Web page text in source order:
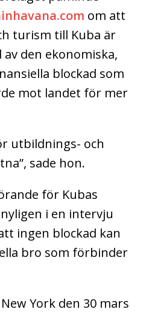
om att
turism till Kuba är
den ekonomiska,
blockad som
mot landet för mer
utbildnings- och
sade hon.
för Kubas
i en intervju
ingen blockad kan
bro som förbinder
York den 30 mars